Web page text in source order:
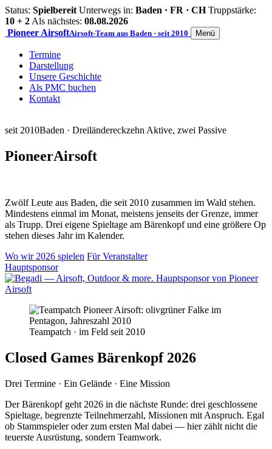
Status: Spielbereit Unterwegs in: Baden · FR · CH Truppstärke:
10 + 2 Als nächstes: 08.08.2026
Pioneer AirsoftAirsoft-Team aus Baden · seit 2010 Menü
Termine
Darstellung
Unsere Geschichte
Als PMC buchen
Kontakt
seit 2010Baden · Dreiländereckzehn Aktive, zwei Passive
PioneerAirsoft
Zwölf Leute aus Baden, die seit 2010 zusammen im Wald stehen.
Mindestens einmal im Monat, meistens jenseits der Grenze, immer
als Trupp. Drei eigene Spieltage am Bärenkopf und eine größere Op
stehen dieses Jahr im Kalender.
Wo wir 2026 spielen Für Veranstalter
Hauptsponsor
Teampatch · im Feld seit 2010
Closed Games Bärenkopf 2026
Drei Termine · Ein Gelände · Eine Mission
Der Bärenkopf geht 2026 in die nächste Runde: drei geschlossene
Spieltage, begrenzte Teilnehmerzahl, Missionen mit Anspruch. Egal
ob Stammspieler oder zum ersten Mal dabei — hier zählt nicht die
teuerste Ausrüstung, sondern Teamwork.